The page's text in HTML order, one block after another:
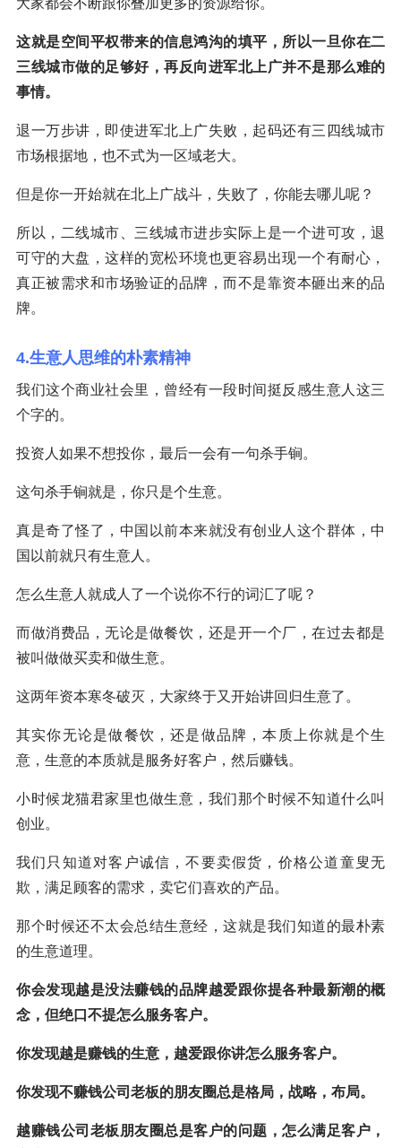
大家都会不断跟你叠加更多的资源给你。
这就是空间平权带来的信息鸿沟的填平，所以一旦你在二
三线城市做的足够好，再反向进军北上广并不是那么难的
事情。
退一万步讲，即使进军北上广失败，起码还有三四线城市
市场根据地，也不式为一区域老大。
但是你一开始就在北上广战斗，失败了，你能去哪儿呢？
所以，二线城市、三线城市进步实际上是一个进可攻，退
可守的大盘，这样的宽松环境也更容易出现一个有耐心，
真正被需求和市场验证的品牌，而不是靠资本砸出来的品
牌。
4.生意人思维的朴素精神
我们这个商业社会里，曾经有一段时间挺反感生意人这三
个字的。
投资人如果不想投你，最后一会有一句杀手锏。
这句杀手锏就是，你只是个生意。
真是奇了怪了，中国以前本来就没有创业人这个群体，中
国以前就只有生意人。
怎么生意人就成人了一个说你不行的词汇了呢？
而做消费品，无论是做餐饮，还是开一个厂，在过去都是
被叫做做买卖和做生意。
这两年资本寒冬破灭，大家终于又开始讲回归生意了。
其实你无论是做餐饮，还是做品牌，本质上你就是个生
意，生意的本质就是服务好客户，然后赚钱。
小时候龙猫君家里也做生意，我们那个时候不知道什么叫
创业。
我们只知道对客户诚信，不要卖假货，价格公道童叟无
欺，满足顾客的需求，卖它们喜欢的产品。
那个时候还不太会总结生意经，这就是我们知道的最朴素
的生意道理。
你会发现越是没法赚钱的品牌越爱跟你提各种最新潮的概
念，但绝口不提怎么服务客户。
你发现越是赚钱的生意，越爱跟你讲怎么服务客户。
你发现不赚钱公司老板的朋友圈总是格局，战略，布局。
越赚钱公司老板朋友圈总是客户的问题，怎么满足客户，